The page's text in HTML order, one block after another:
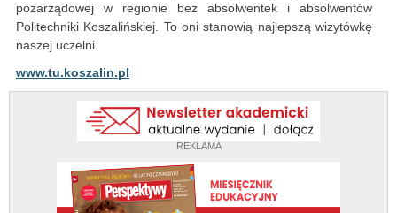
REKLAMA
pozarządowej w regionie bez absolwentek i absolwentów
Politechniki Koszalińskiej. To oni stanowią najlepszą wizytówkę
naszej uczelni.
www.tu.koszalin.pl